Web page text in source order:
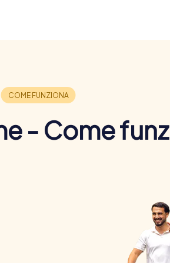
- Come